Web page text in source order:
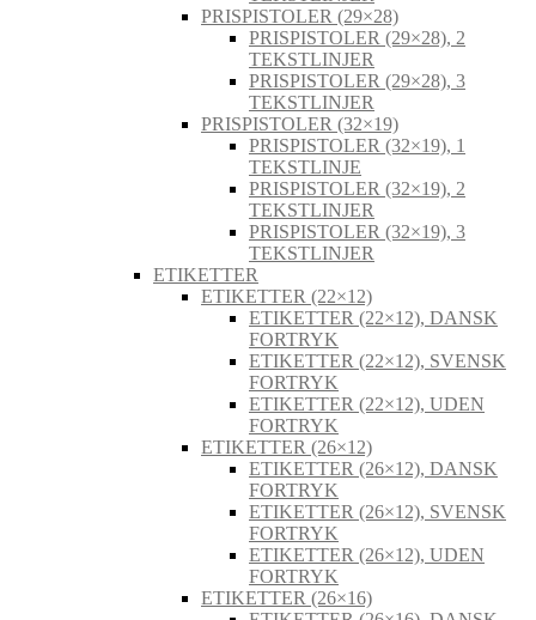
PRISPISTOLER (29×28)
PRISPISTOLER (29×28), 2
TEKSTLINJER
PRISPISTOLER (29×28), 3
TEKSTLINJER
PRISPISTOLER (32×19)
PRISPISTOLER (32×19), 1
TEKSTLINJE
PRISPISTOLER (32×19), 2
TEKSTLINJER
PRISPISTOLER (32×19), 3
TEKSTLINJER
ETIKETTER
ETIKETTER (22×12)
ETIKETTER (22×12), DANSK
FORTRYK
ETIKETTER (22×12), SVENSK
FORTRYK
ETIKETTER (22×12), UDEN
FORTRYK
ETIKETTER (26×12)
ETIKETTER (26×12), DANSK
FORTRYK
ETIKETTER (26×12), SVENSK
FORTRYK
ETIKETTER (26×12), UDEN
FORTRYK
ETIKETTER (26×16)